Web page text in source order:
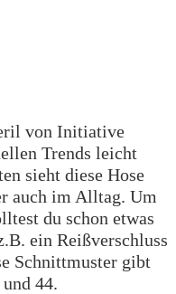
von Initiative
Trends leicht
sieht diese Hose
auch im Alltag. Um
du schon etwas
ein Reißverschluss
Schnittmuster gibt
44.